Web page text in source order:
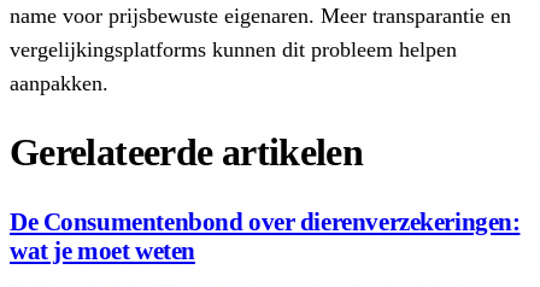
name voor prijsbewuste eigenaren. Meer transparantie en
vergelijkingsplatforms kunnen dit probleem helpen
aanpakken.
Gerelateerde artikelen
De Consumentenbond over dierenverzekeringen:
wat je moet weten